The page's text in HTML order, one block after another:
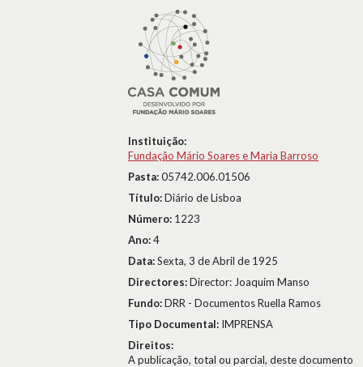
Instituição:
Fundação Mário Soares e Maria Barroso
Pasta:05742.006.01506
Título:Diário de Lisboa
Número: 1223
Ano:4
Data:Sexta, 3 de Abril de 1925
Directores:Director: Joaquim Manso
Fundo:DRR - Documentos Ruella Ramos
Tipo Documental: IMPRENSA
Direitos:
A publicação, total ou parcial, deste documento